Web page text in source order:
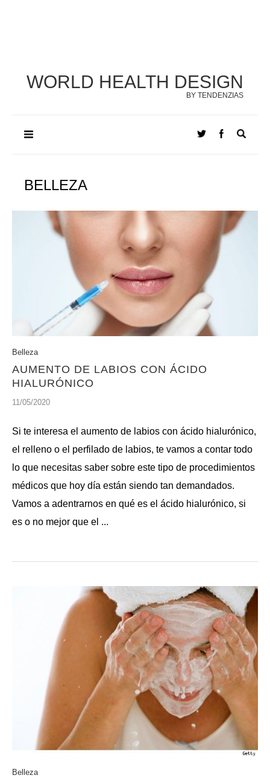
WORLD HEALTH DESIGN
BY TENDENZIAS
BELLEZA
Belleza
AUMENTO DE LABIOS CON ÁCIDO
HIALURÓNICO
11/05/2020
Si te interesa el aumento de labios con ácido hialurónico,
el relleno o el perfilado de labios, te vamos a contar todo
lo que necesitas saber sobre este tipo de procedimientos
médicos que hoy día están siendo tan demandados.
Vamos a adentrarnos en qué es el ácido hialurónico, si
es o no mejor que el ...
Belleza